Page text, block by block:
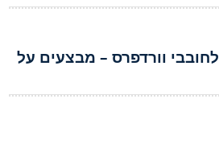
בלאק פריידיי 2022 לחובבי וורדפרס – מבצעים על